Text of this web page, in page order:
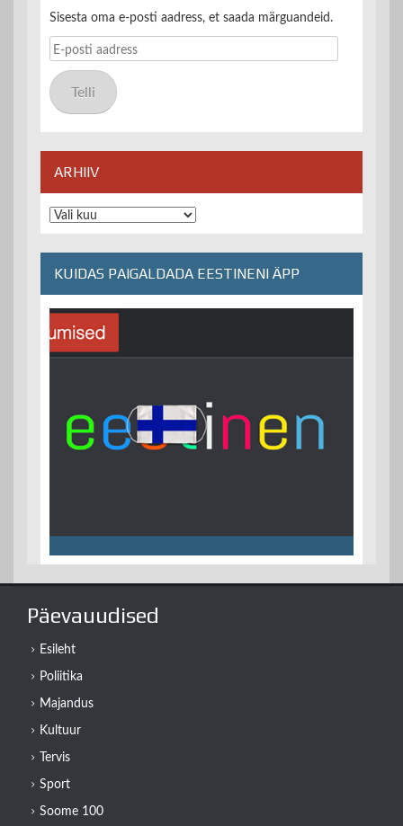
Sisesta oma e-posti aadress, et saada märguandeid.
E-
posti
aadress
Telli
ARHIIV
Arhiiv
KUIDAS PAIGALDADA EESTINENI ÄPP
Päevauudised
Esileht
Poliitika
Majandus
Kultuur
Tervis
Sport
Soome 100